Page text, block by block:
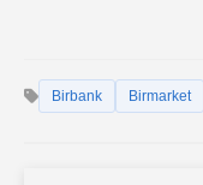
Birbank Birmarket